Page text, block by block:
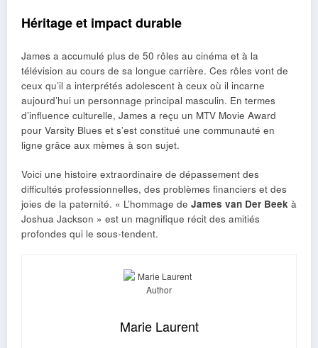
Héritage et impact durable
James a accumulé plus de 50 rôles au cinéma et à la
télévision au cours de sa longue carrière. Ces rôles vont de
ceux qu’il a interprétés adolescent à ceux où il incarne
aujourd’hui un personnage principal masculin. En termes
d’influence culturelle, James a reçu un MTV Movie Award
pour Varsity Blues et s’est constitué une communauté en
ligne grâce aux mèmes à son sujet.
Voici une histoire extraordinaire de dépassement des
difficultés professionnelles, des problèmes financiers et des
joies de la paternité. « L’hommage de James van Der Beek à
Joshua Jackson » est un magnifique récit des amitiés
profondes qui le sous-tendent.
Marie Laurent